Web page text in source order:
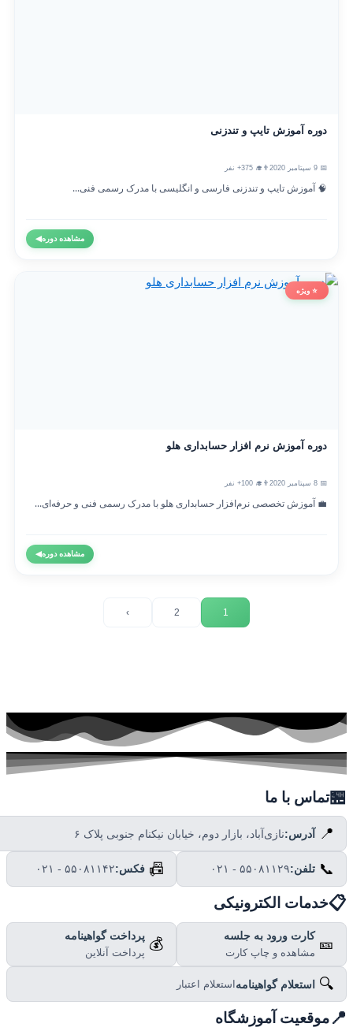
دوره آموزش تایپ و تندزنی
👨‍🎓 375+ نفر
🧠 آموزش تایپ و تندزنی فارسی و انگلیسی با مدرک رسمی فنی...
مشاهده دوره◀
⭐ ویژه
دوره آموزش نرم افزار حسابداری هلو
👨‍🎓 100+ نفر
💼 آموزش تخصصی نرم‌افزار حسابداری هلو با مدرک رسمی فنی و حرفه‌ای...
مشاهده دوره◀
تماس با ما
📍 آدرس:نازی‌آباد، بازار دوم، خیابان نیکنام جنوبی پلاک ۶
📞 تلفن:۰۲۱ - ۵۵۰۸۱۱۲۹ 📠 فکس:۰۲۱ - ۵۵۰۸۱۱۴۲
خدمات الکترونیکی
🎫 کارت ورود به جلسه
مشاهده و چاپ کارت
💰 پرداخت گواهینامه
پرداخت آنلاین
🔍 استعلام گواهینامهاستعلام اعتبار
موقعیت آموزشگاه